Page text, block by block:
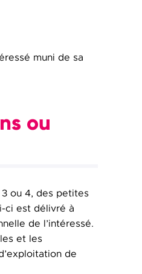
muni de sa
ou
ou 4, des petites
ci est délivré à
de l’intéressé.
et les
de